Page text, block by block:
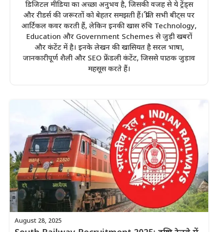
डिजिटल मीडिया का अच्छा अनुभव है, जिसकी वजह से ये ट्रेंड्स
और रीडर्स की जरूरतों को बेहतर समझती हैं। प्रीति सभी बीट्स पर
आर्टिकल कवर करती हैं, लेकिन इनकी खास रुचि Technology,
Education और Government Schemes से जुड़ी खबरों
और कंटेंट में है। इनके लेखन की खासियत है सरल भाषा,
जानकारीपूर्ण शैली और SEO फ्रेंडली कंटेंट, जिससे पाठक जुड़ाव
महसूस करते हैं।
August 28, 2025